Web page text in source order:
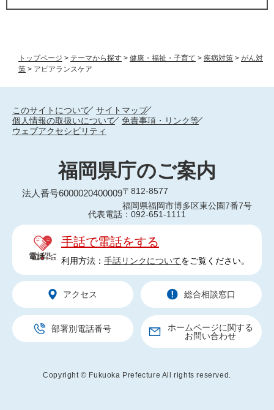
トップページ > テーマから探す > 健康・福祉・子育て > 疾病対策 > がん対
策 > アピアランスケア
このサイトについて
サイトマップ
個人情報の取扱いについて
免責事項・リンク等
ウェブアクセシビリティ
福岡県庁のご案内
法人番号6000020400009〒812-8577
福岡県福岡市博多区東公園7番7号
代表電話：092-651-1111
手話で電話をする
利用方法： 手話リンクについてをご覧ください。
アクセス 総合相談窓口
部署別電話番号
ホームページに関する
お問い合わせ
Copyright © Fukuoka Prefecture All rights reserved.